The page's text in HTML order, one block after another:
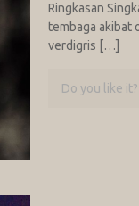
Ringkasan
tembaga akibat
verdigris […]
Do you like it?